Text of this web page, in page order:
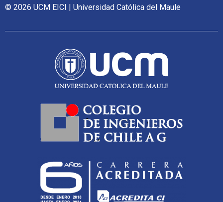
© 2026 UCM EICI | Universidad Católica del Maule